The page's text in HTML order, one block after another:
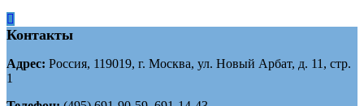
Контакты
Адрес: Россия, 119019, г. Москва, ул. Новый Арбат, д. 11, стр.
1